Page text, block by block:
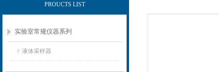
PROUCTS LIST
实验室常规仪器系列
液体采样器